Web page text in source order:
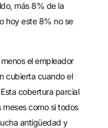
más 8% de la
hoy este 8% no se
el empleador
cubierta cuando el
cobertura parcial
meses como si todos
antigüedad y